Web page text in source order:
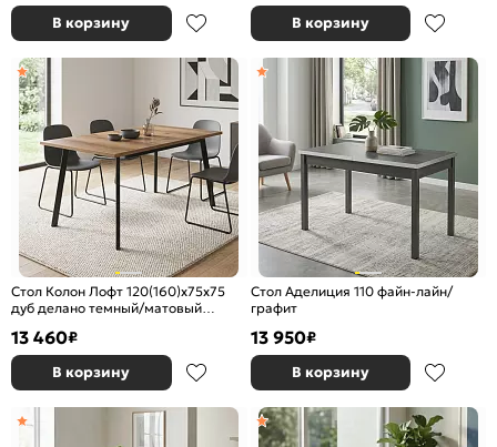
В корзину В корзину
Стол Колон Лофт 120(160)х75х75
дуб делано темный/матовый
13 460₽
В корзину
Стол Аделиция 110 файн-лайн/
графит
13 950₽
В корзину